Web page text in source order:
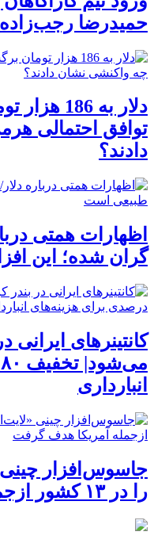
حمیدرضا رجب‌زاده
دلار به
توافق احتمالی
دادند؟
گران شده؛ این
کانتینرهای
انبارداری
جاسوس‌افزار چینی
را در ۱۳ کشور ازجمله آمریکا هدف گرفت